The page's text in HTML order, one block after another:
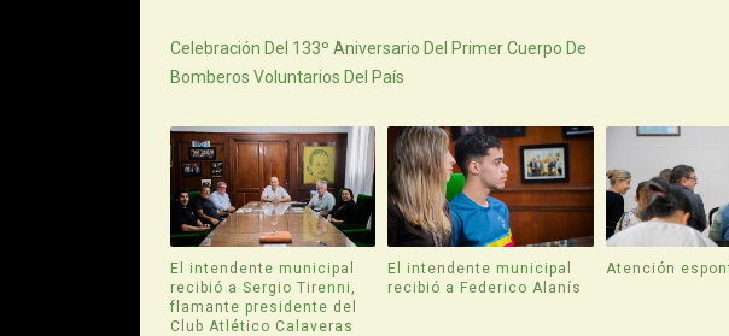
Celebración Del 133º Aniversario Del Primer Cuerpo De
Bomberos Voluntarios Del País
El intendente municipal
recibió a Sergio Tirenni,
flamante presidente del
Club Atlético Calaveras
El intendente municipal
recibió a Federico Alanís
Atención